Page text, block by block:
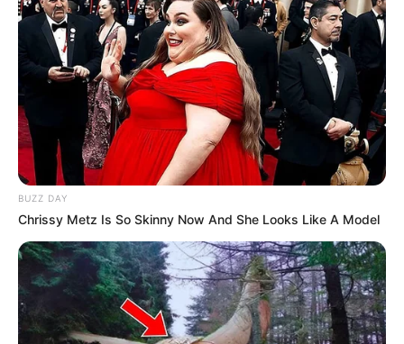
BUZZ DAY
Chrissy Metz Is So Skinny Now And She Looks Like A Model